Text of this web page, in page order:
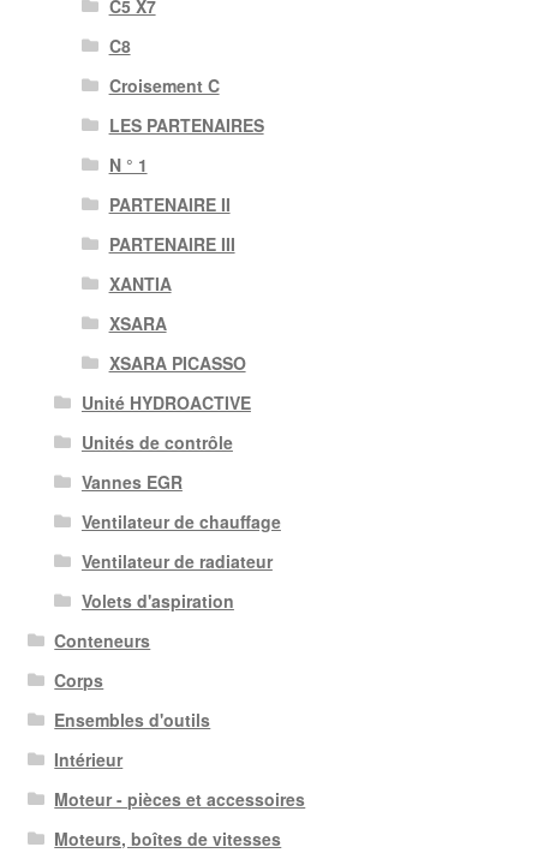
C5 X7
C8
Croisement C
LES PARTENAIRES
N ° 1
PARTENAIRE II
PARTENAIRE III
XANTIA
XSARA
XSARA PICASSO
Unité HYDROACTIVE
Unités de contrôle
Vannes EGR
Ventilateur de chauffage
Ventilateur de radiateur
Volets d'aspiration
Conteneurs
Corps
Ensembles d'outils
Intérieur
Moteur - pièces et accessoires
Moteurs, boîtes de vitesses